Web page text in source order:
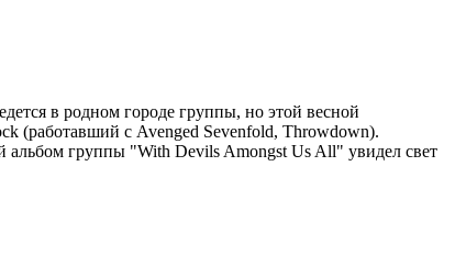
в родном городе группы, но этой весной
(работавший с Avenged Sevenfold, Throwdown).
альбом группы "With Devils Amongst Us All" увидел свет